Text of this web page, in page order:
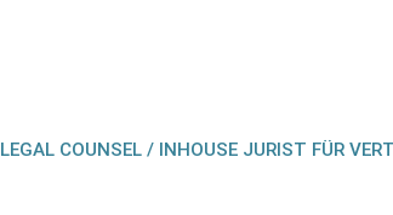
LEGAL COUNSEL / INHOUSE JURIST FÜR